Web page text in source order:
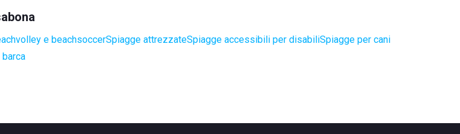
e beachsoccerSpiagge attrezzateSpiagge accessibili per disabiliSpiagge per cani